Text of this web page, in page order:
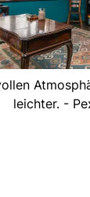
leichter. -